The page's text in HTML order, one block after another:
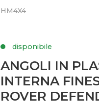
HM4X4
disponibile
ANGOLI IN
INTERNA
ROVER